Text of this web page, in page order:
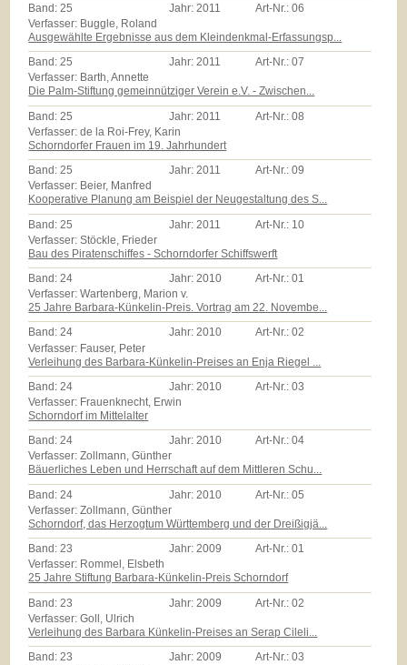
Band: 25 Jahr: 2011 Art-Nr.:06
Verfasser: Buggle, Roland
Ausgewählte Ergebnisse aus dem Kleindenkmal-Erfassungsp...
Band:25 Jahr:2011 Art-Nr.:07
Verfasser: Barth, Annette
Die Palm-Stiftung gemeinnütziger Verein e.V. - Zwischen...
Band: 25 Jahr: 2011 Art-Nr.:08
Verfasser: de la Roi-Frey, Karin
Schorndorfer Frauen im 19. Jahrhundert
Band:25 Jahr:2011 Art-Nr.:09
Verfasser: Beier, Manfred
Kooperative Planung am Beispiel der Neugestaltung des S...
Band: 25 Jahr: 2011 Art-Nr.: 10
Verfasser: Stöckle, Frieder
Bau des Piratenschiffes - Schorndorfer Schiffswerft
Band:24 Jahr:2010 Art-Nr.:01
Verfasser: Wartenberg, Marion v.
25 Jahre Barbara-Künkelin-Preis. Vortrag am 22. Novembe...
Band:24 Jahr:2010 Art-Nr.:02
Verfasser: Fauser, Peter
Verleihung des Barbara-Künkelin-Preises an Enja Riegel ...
Band:24 Jahr:2010 Art-Nr.:03
Verfasser: Frauenknecht, Erwin
Schorndorf im Mittelalter
Band:24 Jahr:2010 Art-Nr.:04
Verfasser: Zollmann, Günther
Bäuerliches Leben und Herrschaft auf dem Mittleren Schu...
Band: 24 Jahr: 2010 Art-Nr.:05
Verfasser: Zollmann, Günther
Schorndorf, das Herzogtum Württemberg und der Dreißigjä...
Band:23 Jahr:2009 Art-Nr.:01
Verfasser: Rommel, Elsbeth
25 Jahre Stiftung Barbara-Künkelin-Preis Schorndorf
Band: 23 Jahr: 2009 Art-Nr.:02
Verfasser: Goll, Ulrich
Verleihung des Barbara Künkelin-Preises an Serap Cileli...
Band:23 Jahr:2009 Art-Nr.:03